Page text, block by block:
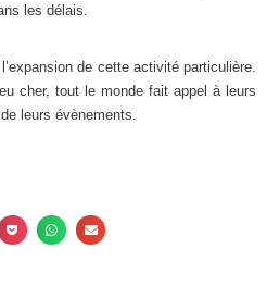
les délais.
de cette activité particulière.
cher, tout le monde fait appel à leurs
leurs évènements.